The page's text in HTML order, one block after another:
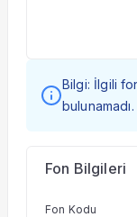
Bilgi: İlgili
bulunamadı.
Fon Bilgileri
Fon Kodu